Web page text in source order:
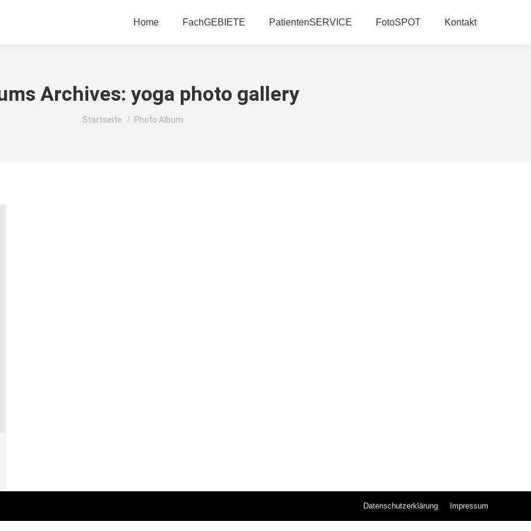
Home FachGEBIETE PatientenSERVICE FotoSPOT Kontakt
Archives: yoga photo gallery
Du bist hier:
Startseite Photo Album
Datenschutzerklärung Impressum